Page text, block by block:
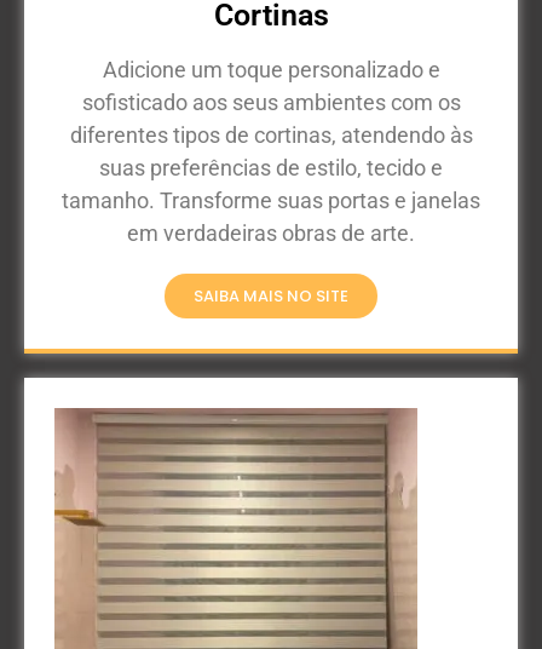
Cortinas
Adicione um toque personalizado e
sofisticado aos seus ambientes com os
diferentes tipos de cortinas, atendendo às
suas preferências de estilo, tecido e
tamanho. Transforme suas portas e janelas
em verdadeiras obras de arte.
SAIBA MAIS NO SITE